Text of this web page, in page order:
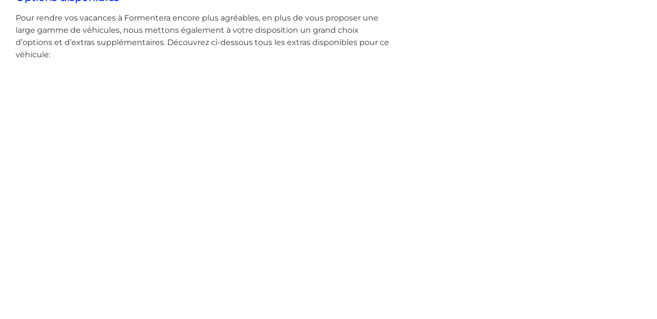
Pour rendre vos vacances à Formentera encore plus agréables, en plus de vous proposer une
large gamme de véhicules, nous mettons également à votre disposition un grand choix
d’options et d’extras supplémentaires. Découvrez ci-dessous tous les extras disponibles pour ce
véhicule: